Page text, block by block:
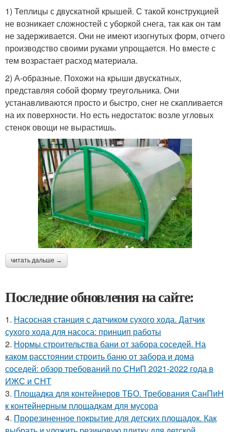
1) Теплицы с двускатной крышей. С такой конструкцией
не возникает сложностей с уборкой снега, так как он там
не задерживается. Они не имеют изогнутых форм, отчего
производство своими руками упрощается. Но вместе с
тем возрастает расход материала.
2) А-образные. Похожи на крыши двускатных,
представляя собой форму треугольника. Они
устанавливаются просто и быстро, снег не скапливается
на их поверхности. Но есть недостаток: возле угловых
стенок овощи не вырастишь.
читать дальше →
Последние обновления на сайте:
1. Насосная станция с датчиком сухого хода. Датчик
сухого хода для насоса: принцип работы
2. Нормы строительства бани от забора соседей. На
каком расстоянии строить баню от забора и дома
соседей: обзор требований по СНиП 2021-2022 года в
ИЖС и СНТ
3. Площадка для контейнеров ТБО. Требования СанПиН
к контейнерным площадкам для мусора
4. Прорезиненное покрытие для детских площадок. Как